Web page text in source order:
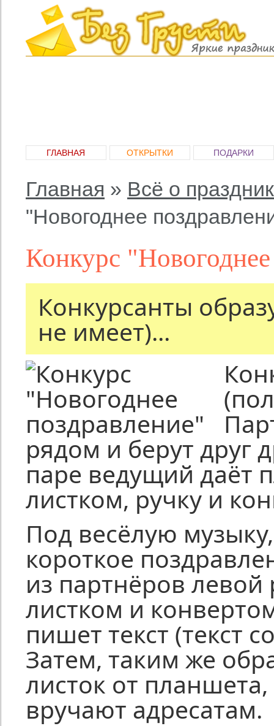
ГЛАВНАЯ ОТКРЫТКИ ПОДАРКИ
Главная » Всё о
"Новогоднее
Конкурс
Конкурсанты
не имеет)...
рядом и берут друг
паре ведущий даёт
листком, ручку и
Под весёлую
короткое
из партнёров
листком и
пишет текст (текст
Затем, таким же
листок от
вручают адресатам.